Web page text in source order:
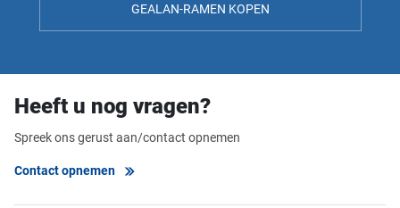
GEALAN-RAMEN KOPEN
Heeft u nog vragen?
Spreek ons gerust aan/contact opnemen
Contact opnemen